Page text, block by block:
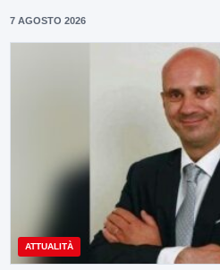
7 AGOSTO 2026
ATTUALITÀ